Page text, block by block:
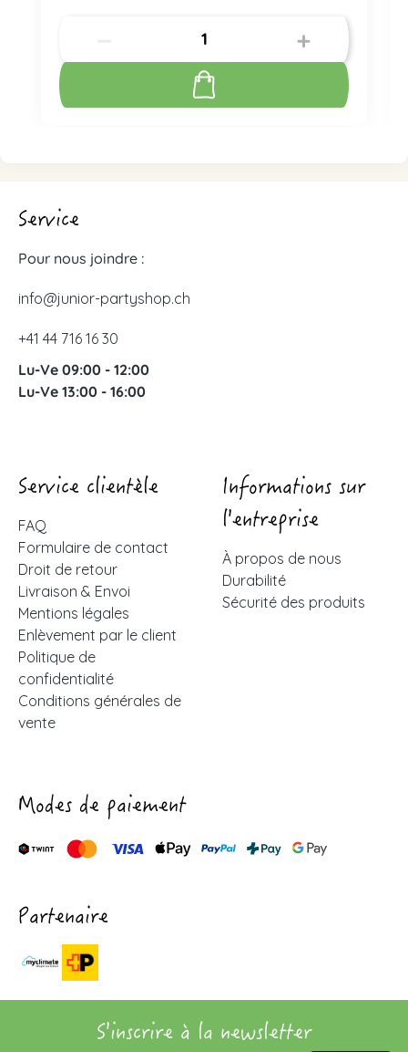
Service
Pour nous joindre :
info@junior-partyshop.ch
+41 44 716 16 30
Lu-Ve 09:00 - 12:00
Lu-Ve 13:00 - 16:00
Service clientèle
FAQ
Formulaire de contact
Droit de retour
Livraison & Envoi
Mentions légales
Enlèvement par le client
Politique de
confidentialité
Conditions générales de
vente
Informations sur
l'entreprise
À propos de nous
Durabilité
Sécurité des produits
Modes de paiement
Partenaire
S'inscrire à la newsletter